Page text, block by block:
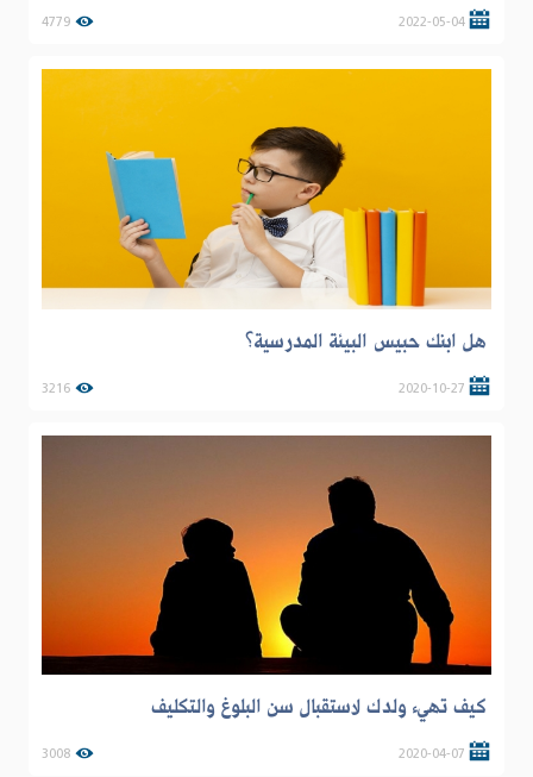
2022-05-04
4779
هل ابنك حبيس البيئة المدرسية؟
2020-10-27
3216
كيف تهيء ولدك لاستقبال سن البلوغ والتكليف
2020-04-07
3008